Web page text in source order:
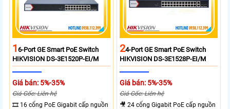
16-Port GE Smart PoE Switch
HIKVISION DS-3E1520P-EI/M
Giá bán: 5%-35%
Giá Gốc: Liên hệ
🎞 16 cổng PoE Gigabit cấp nguồn
24-Port GE Smart PoE Switch
HIKVISION DS-3E1528P-EI/M
Giá bán: 5%-35%
Giá Gốc: Liên hệ
🎥 24 cổng Gigabit PoE cấp nguồn